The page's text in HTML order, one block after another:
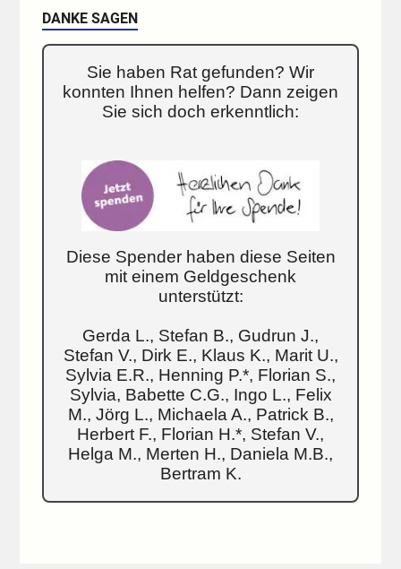
DANKE SAGEN
Sie haben Rat gefunden? Wir
konnten Ihnen helfen? Dann zeigen
Sie sich doch erkenntlich:
Diese Spender haben diese Seiten
mit einem Geldgeschenk
unterstützt:
Gerda L., Stefan B., Gudrun J.,
Stefan V., Dirk E., Klaus K., Marit U.,
Sylvia E.R., Henning P.*, Florian S.,
Sylvia, Babette C.G., Ingo L., Felix
M., Jörg L., Michaela A., Patrick B.,
Herbert F., Florian H.*, Stefan V.,
Helga M., Merten H., Daniela M.B.,
Bertram K.